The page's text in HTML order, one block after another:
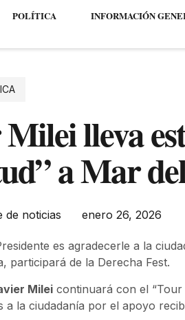
POLÍTICA INFORMACIÓN
lleva
a Mar
de noticias enero 26, 2026
es agradecerle a la
participará de la Derecha Fest.
Milei continuará con el “Tour
a la ciudadanía por el apoyo